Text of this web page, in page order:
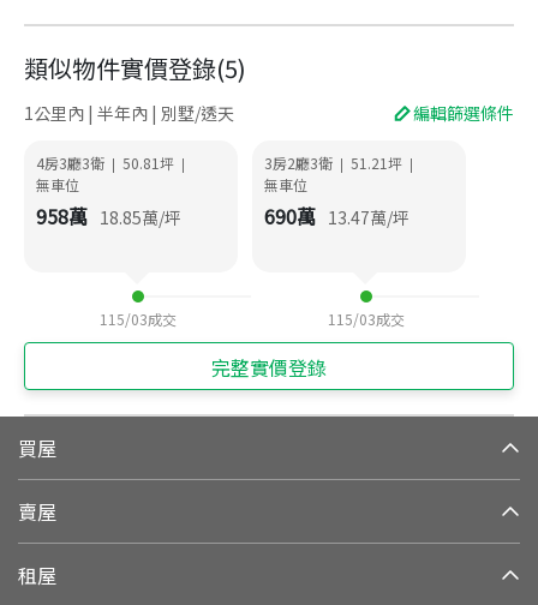
類似物件實價登錄(5)
1公里內 | 半年內 | 別墅/透天 編輯篩選條件
4房3廳3衛 | 50.81坪 |
無車位
958萬 18.85萬/坪
115/03成交
3房2廳3衛 | 51.21坪 |
無車位
690萬 13.47萬/坪
115/03成交
完整實價登錄
買屋
賣屋
租屋